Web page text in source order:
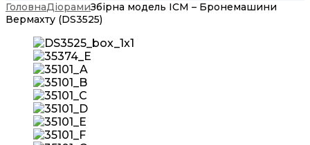
ГоловнаДіорамиЗбірна модель ICM – Бронемашини
Вермахту (DS3525)